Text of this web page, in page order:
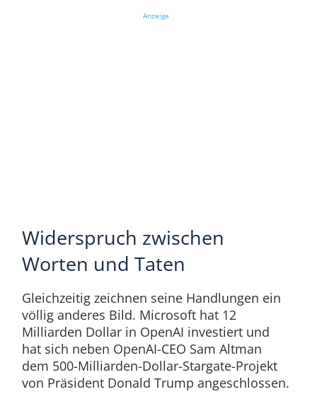
Anzeige
Widerspruch zwischen
Worten und Taten
Gleichzeitig zeichnen seine Handlungen ein
völlig anderes Bild. Microsoft hat 12
Milliarden Dollar in OpenAI investiert und
hat sich neben OpenAI-CEO Sam Altman
dem 500-Milliarden-Dollar-Stargate-Projekt
von Präsident Donald Trump angeschlossen.